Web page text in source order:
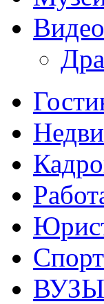
Видео
Спорт
ВУЗЫ